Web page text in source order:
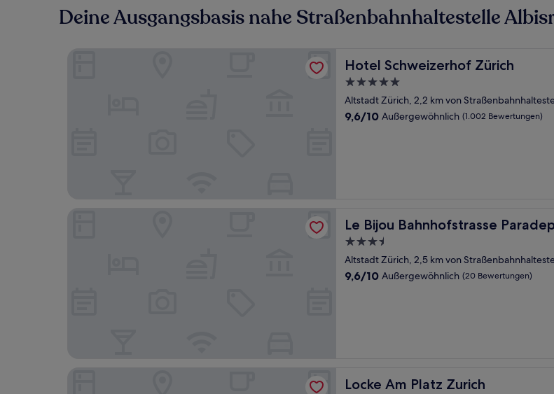
Deine Ausgangsbasis nahe Straßenbahnhaltestelle
Hotel Schweizerhof Zürich
Hotel Schweizerhof Zürich
5.0-
Sterne-
Unterkunft
Altstadt Zürich, 2,2 km von
9.6
9,6/10 Außergewöhnlich (1.002 Bewertungen)
Le Bijou Bahnhofstrasse
Le Bijou Bahnhofstrasse Paradeplatz
3.5-
Sterne-
Unterkunft
Altstadt Zürich, 2,5 km von
9.6
9,6/10 Außergewöhnlich (20 Bewertungen)
Locke Am Platz Zurich
Locke Am Platz Zurich